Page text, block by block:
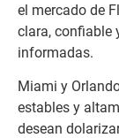
el mercado de
clara, confiable
informadas.
Miami y
estables y
desean